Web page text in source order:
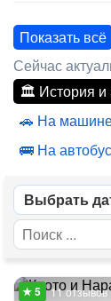
Показать всё
Сейчас
История и
На
На
Выбрать
11 отзывов